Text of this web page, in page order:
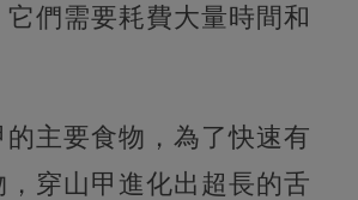
們需要耗費大量時間和
主要食物，為了快速有
穿山甲進化出超長的舌